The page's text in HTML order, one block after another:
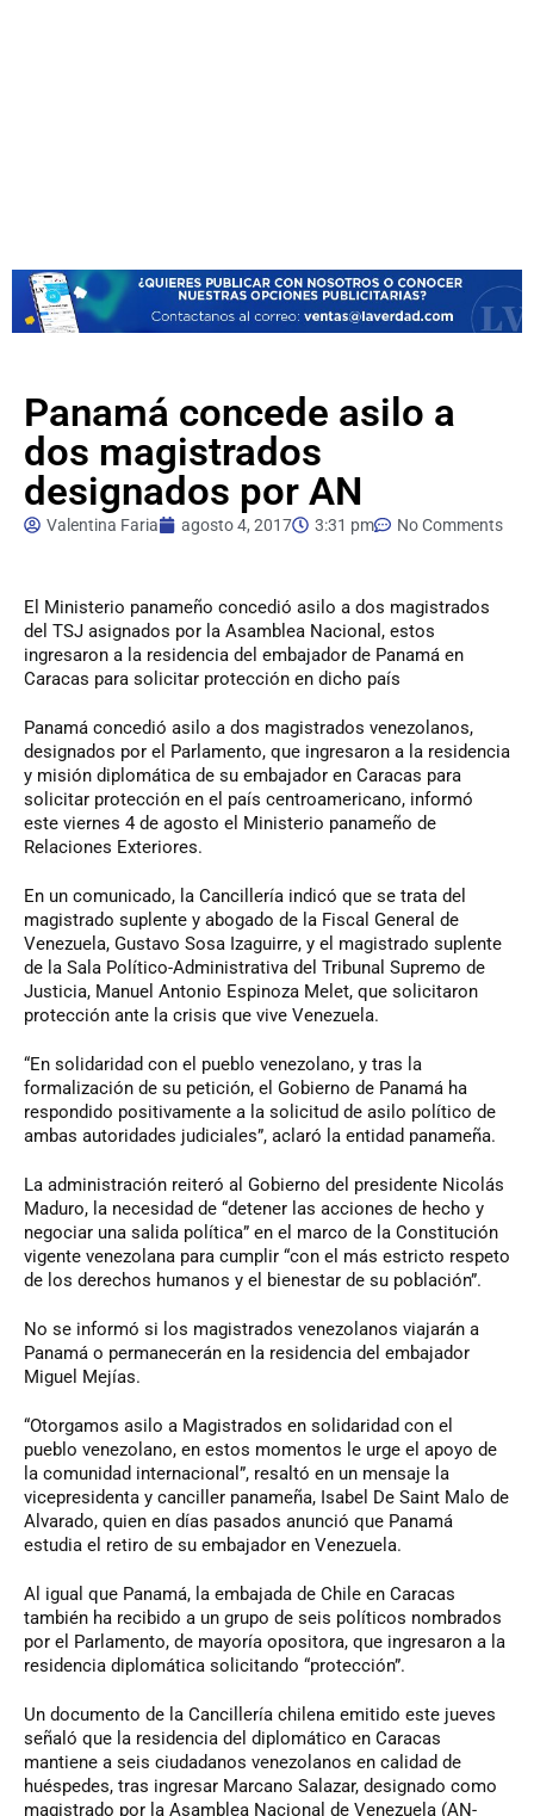
Panamá concede asilo a
dos magistrados
designados por AN
Valentina Faria agosto 4, 2017 3:31 pm No Comments
El Ministerio panameño concedió asilo a dos magistrados
del TSJ asignados por la Asamblea Nacional, estos
ingresaron a la residencia del embajador de Panamá en
Caracas para solicitar protección en dicho país
Panamá concedió asilo a dos magistrados venezolanos,
designados por el Parlamento, que ingresaron a la residencia
y misión diplomática de su embajador en Caracas para
solicitar protección en el país centroamericano, informó
este viernes 4 de agosto el Ministerio panameño de
Relaciones Exteriores.
En un comunicado, la Cancillería indicó que se trata del
magistrado suplente y abogado de la Fiscal General de
Venezuela, Gustavo Sosa Izaguirre, y el magistrado suplente
de la Sala Político-Administrativa del Tribunal Supremo de
Justicia, Manuel Antonio Espinoza Melet, que solicitaron
protección ante la crisis que vive Venezuela.
“En solidaridad con el pueblo venezolano, y tras la
formalización de su petición, el Gobierno de Panamá ha
respondido positivamente a la solicitud de asilo político de
ambas autoridades judiciales”, aclaró la entidad panameña.
La administración reiteró al Gobierno del presidente Nicolás
Maduro, la necesidad de “detener las acciones de hecho y
negociar una salida política” en el marco de la Constitución
vigente venezolana para cumplir “con el más estricto respeto
de los derechos humanos y el bienestar de su población”.
No se informó si los magistrados venezolanos viajarán a
Panamá o permanecerán en la residencia del embajador
Miguel Mejías.
“Otorgamos asilo a Magistrados en solidaridad con el
pueblo venezolano, en estos momentos le urge el apoyo de
la comunidad internacional”, resaltó en un mensaje la
vicepresidenta y canciller panameña, Isabel De Saint Malo de
Alvarado, quien en días pasados anunció que Panamá
estudia el retiro de su embajador en Venezuela.
Al igual que Panamá, la embajada de Chile en Caracas
también ha recibido a un grupo de seis políticos nombrados
por el Parlamento, de mayoría opositora, que ingresaron a la
residencia diplomática solicitando “protección”.
Un documento de la Cancillería chilena emitido este jueves
señaló que la residencia del diplomático en Caracas
mantiene a seis ciudadanos venezolanos en calidad de
huéspedes, tras ingresar Marcano Salazar, designado como
magistrado por la Asamblea Nacional de Venezuela (AN-